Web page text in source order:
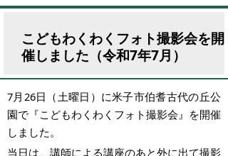
こどもわくわくフォト撮影会を開
催しました（令和7年7月）
7月26日（土曜日）に米子市伯耆古代の丘公
園で『こどもわくわくフォト撮影会』を開催
しました。
当日は、講師による講座のあと外に出て撮影